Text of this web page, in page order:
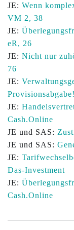
JE: Wenn
VM 2, 38
JE:
eR, 26
JE: Nicht nur
76
JE:
JE:
Cash.Online
JE und SAS:
JE und SAS:
JE:
Das-Investment
JE:
Cash.Online